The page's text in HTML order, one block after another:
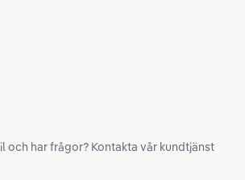
och har frågor? Kontakta vår kundtjänst